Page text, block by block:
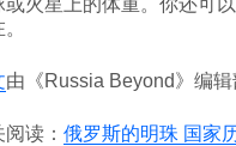
或火星上的体重。你还可
由《Russia Beyond》编
读： 俄罗斯的明珠 国家